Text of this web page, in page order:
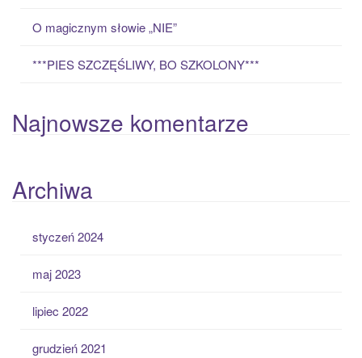
O magicznym słowie „NIE”
***PIES SZCZĘŚLIWY, BO SZKOLONY***
Najnowsze komentarze
Archiwa
styczeń 2024
maj 2023
lipiec 2022
grudzień 2021